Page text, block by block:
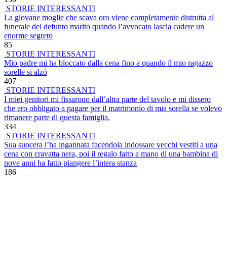
STORIE INTERESSANTI
La giovane moglie che scava oro viene completamente distrutta al
funerale del defunto marito quando l’avvocato lascia cadere un
enorme segreto
85
STORIE INTERESSANTI
Mio padre mi ha bloccato dalla cena fino a quando il mio ragazzo
sorelle si alzò
407
STORIE INTERESSANTI
I miei genitori mi fissarono dall’altra parte del tavolo e mi dissero
che ero obbligato a pagare per il matrimonio di mia sorella se volevo
rimanere parte di questa famiglia.
334
STORIE INTERESSANTI
Sua suocera l’ha ingannata facendola indossare vecchi vestiti a una
cena con cravatta nera, poi il regalo fatto a mano di una bambina di
nove anni ha fatto piangere l’intera stanza
186